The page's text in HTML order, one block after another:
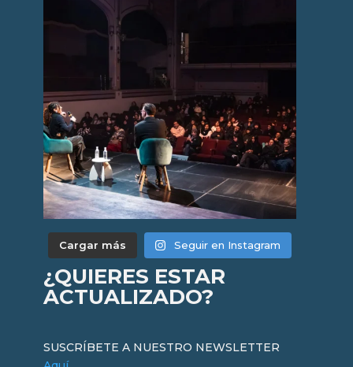
Cargar más Seguir en Instagram
¿QUIERES ESTAR
ACTUALIZADO?
SUSCRÍBETE A NUESTRO NEWSLETTER